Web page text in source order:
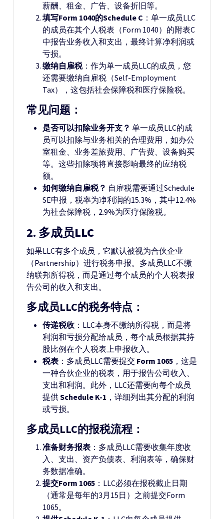
薪酬、租金、广告、设备折旧等。
填写Form 1040的Schedule C ：单一成员LLC
的成员在其个人税表（Form 1040）的附表C
中报告业务收入和支出，最终计算净利润或
亏损。
缴纳自雇税：作为单一成员LLC的成员，您
还需要缴纳自雇税（Self-Employment
Tax），这包括社会保障税和医疗保险税。
常见问题：
是否可以扣除业务开支？ 单一成员LLC的成
员可以扣除与业务相关的合理费用，如办公
室租金、业务差旅费用、广告费、设备购买
等。这些扣除项将直接影响最终的应纳税
额。
如何缴纳自雇税？ 自雇税需要通过Schedule
SE申报，税率为净利润的15.3%，其中12.4%
为社会保障税，2.9%为医疗保险税。
2. 多成员LLC
如果LLC有多个成员，它默认被视为合伙企业
（Partnership）进行税务申报。多成员LLC不缴
纳联邦所得税，而是通过每个成员的个人税表报
告公司的收入和支出。
多成员LLC的税务特点：
传递税收 ：LLC本身不缴纳所得税，而是将
利润和亏损分配给成员，每个成员根据其持
股比例在个人税表上申报收入。
税表 ：多成员LLC需要提交 Form 1065 ，这是
一种合伙企业的税表，用于报告公司收入、
支出和利润。此外，LLC还需要向每个成员
提供Schedule K-1 ，详细列出其分配的利润
或亏损。
多成员LLC的报税流程：
准备财务报表 ：多成员LLC需要收集年度收
入、支出、资产负债表、利润表等，确保财
务数据准确。
提交Form 1065 ：LLC必须在报税截止日期
（通常是每年的3月15日）之前提交Form
1065。